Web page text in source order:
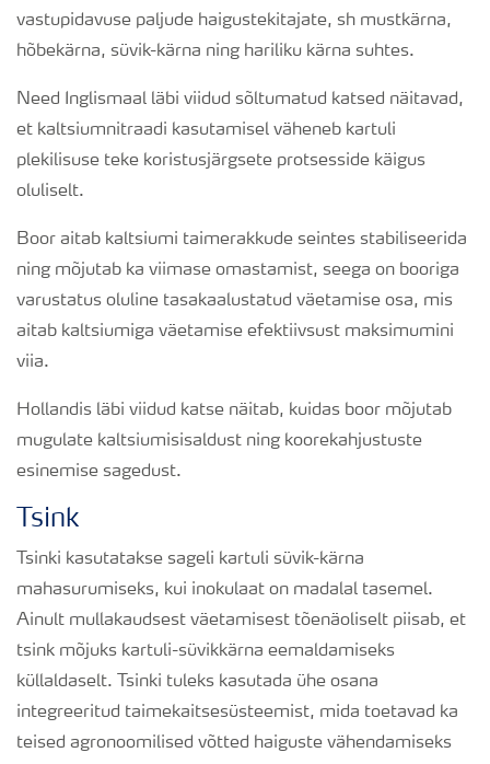
vastupidavuse paljude haigustekitajate, sh mustkärna,
hõbekärna, süvik-kärna ning hariliku kärna suhtes.
Need Inglismaal läbi viidud sõltumatud katsed näitavad,
et kaltsiumnitraadi kasutamisel väheneb kartuli
plekilisuse teke koristusjärgsete protsesside käigus
oluliselt.
Boor aitab kaltsiumi taimerakkude seintes stabiliseerida
ning mõjutab ka viimase omastamist, seega on booriga
varustatus oluline tasakaalustatud väetamise osa, mis
aitab kaltsiumiga väetamise efektiivsust maksimumini
viia.
Hollandis läbi viidud katse näitab, kuidas boor mõjutab
mugulate kaltsiumisisaldust ning koorekahjustuste
esinemise sagedust.
Tsink
Tsinki kasutatakse sageli kartuli süvik-kärna
mahasurumiseks, kui inokulaat on madalal tasemel.
Ainult mullakaudsest väetamisest tõenäoliselt piisab, et
tsink mõjuks kartuli-süvikkärna eemaldamiseks
küllaldaselt. Tsinki tuleks kasutada ühe osana
integreeritud taimekaitsesüsteemist, mida toetavad ka
teised agronoomilised võtted haiguste vähendamiseks